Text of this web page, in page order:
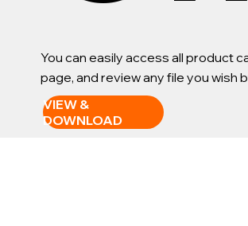
You can easily access all product
page, and review any file you
VIEW &
DOWNLOAD